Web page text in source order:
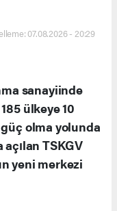
07.08.2026 - 20:29
sanayiinde
ülkeye 10
olma yolunda
açılan TSKGV
yeni merkezi